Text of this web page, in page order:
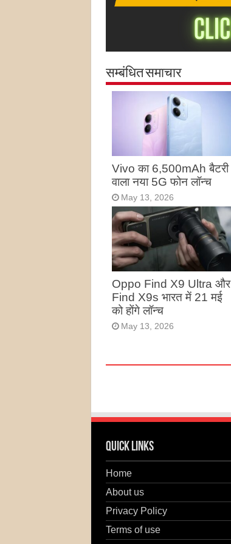
सम्बंधित समाचार
Vivo का 6,500mAh बैटरी
वाला नया 5G फोन लॉन्च
May 13, 2026
Oppo Find X9 Ultra और
Find X9s भारत में 21 मई
को होंगे लॉन्च
May 13, 2026
Quick Links
Home
About us
Privacy Policy
Terms of use